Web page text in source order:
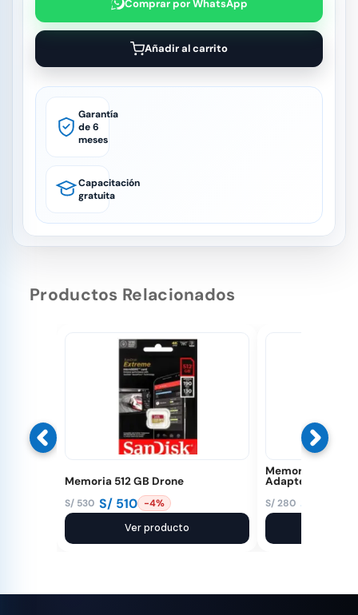
Comprar por WhatsApp
Añadir al carrito
Garantía
de 6
meses
Capacitación
gratuita
Productos Relacionados
Memoria 512 GB Drone
S/ 530
El
original
S/ 510
El
actual
-4%
Ver producto
Memoria 128 GB
Adapter
S/280
El
original
S/
El
actual